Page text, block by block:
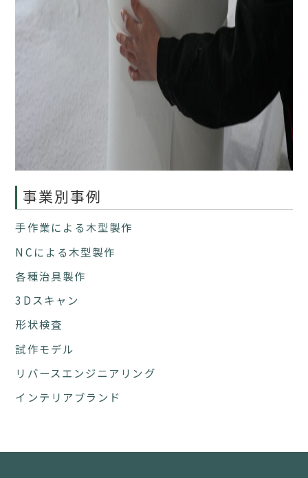
事業別事例
手作業による木型製作
NCによる木型製作
各種治具製作
3Dスキャン
形状検査
試作モデル
リバースエンジニアリング
インテリアブランド